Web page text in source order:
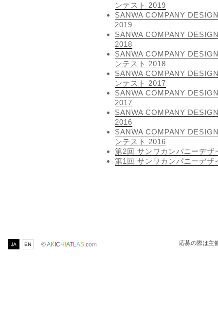
ンテスト 2019
SANWA COMPANY
2019
SANWA COMPANY
2018
SANWA COMPANY
ンテスト 2018
SANWA COMPANY
ンテスト 2017
SANWA COMPANY
2017
SANWA COMPANY
2016
SANWA COMPANY
ンテスト 2016
第2回 サンワカンパニーデザ
第1回 サンワカンパニーデザ
JA EN ©AKICHIATL AS com 応募の際は主